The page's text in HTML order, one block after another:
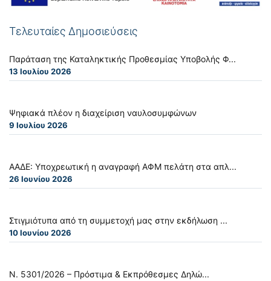
Τελευταίες Δημοσιεύσεις
Παράταση της Καταληκτικής Προθεσμίας Υποβολής Φ...
13 Ιουλίου 2026
Ψηφιακά πλέον η διαχείριση ναυλοσυμφώνων
9 Ιουλίου 2026
ΑΑΔΕ: Υποχρεωτική η αναγραφή ΑΦΜ πελάτη στα απλ...
26 Ιουνίου 2026
Στιγμιότυπα από τη συμμετοχή μας στην εκδήλωση ...
10 Ιουνίου 2026
Ν. 5301/2026 – Πρόστιμα & Εκπρόθεσμες Δηλώ...